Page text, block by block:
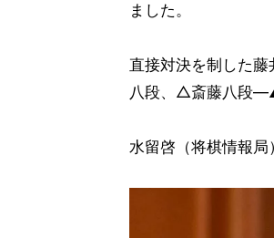
ました。
直接対決を制した
八段、△斎藤八段
水留啓（将棋情報局）